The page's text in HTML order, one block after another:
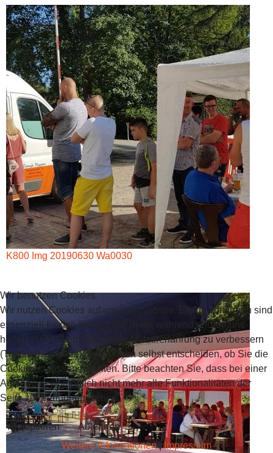
K800 Img 20190630 Wa0030
Wir benutzen Cookies
Wir nutzen Cookies auf unserer Website. Einige von ihnen sind
essenziell für den Betrieb der Seite, während andere uns
helfen, diese Website und die Nutzererfahrung zu verbessern
(Tracking Cookies). Sie können selbst entscheiden, ob Sie die
Cookies zulassen möchten. Bitte beachten Sie, dass bei einer
Ablehnung womöglich nicht mehr alle Funktionalitäten der
Seite zur Verfügung stehen.
Akzeptieren
Ablehnen
Weitere Informationen|Impressum